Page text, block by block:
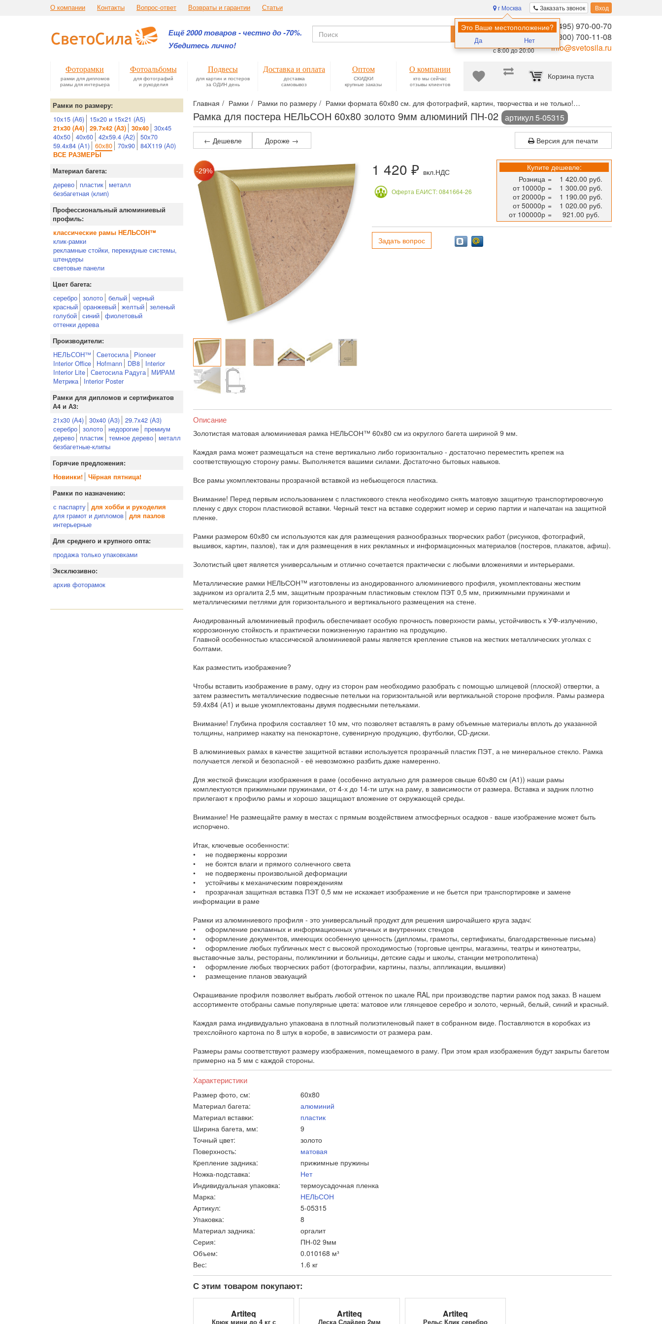
О компании Контакты Вопрос-ответ Возвраты и гарантии Статьи Заказать звонок Вход
г Москва
Это Ваше местоположение?
Да Нет
Ещё 2000 товаров - честно до -70%.
Убедитесь лично!
Помощь в
выборе:
Ежедневно,
с 8:00 до 20:00
8 (495) 970-00-70
8 (800) 700-11-08
info@svetosila.ru
Найти
Корзина пуста
Фоторамки
рамки для дипломов
рамы для интерьера
Фотоальбомы
для фотографий
и рукоделия
Подвесы
для картин и постеров
за ОДИН день
Доставка и оплата
доставка
самовывоз
Оптом
СКИДКИ
крупные заказы
О компании
кто мы сейчас
отзывы клиентов
Главная Рамки Рамки по размеру Рамки формата 60х80 см. для фотографий, картин, творчества и не только!
Рамка для постера НЕЛЬСОН 60x80 золото 9мм алюминий ПН-02 артикул 5-05315
Рамки по размеру:
10х15 (А6) 15х20 и 15х21 (А5)
21х30 (А4) 29.7х42 (А3) 30х40
30х45
40х50 40х60 42х59.4 (А2) 50х70
59.4х84 (А1) 60х80 70х90 84Х119 (А0)
ВСЕ РАЗМЕРЫ
Материал багета:
дерево пластик
металл
безбагетная (клип)
Профессиональный алюминиевый
профиль:
классические рамы НЕЛЬСОН™
клик-рамки
рекламные стойки, перекидные системы,
штендеры
световые панели
Цвет багета:
серебро золото белый черный
красный оранжевый желтый зеленый
голубой синий фиолетовый
оттенки дерева
Производители:
НЕЛЬСОН™ Светосила
Pioneer
Interior Office
Hofmann DB8
Interior
Interior Lite Светосила Радуга
МИРАМ
Метрика
Interior Poster
Рамки для дипломов и сертификатов
А4 и А3:
21x30 (А4) 30x40 (А3) 29.7х42 (А3)
серебро золото недорогие
премиум
дерево
пластик темное дерево
металл
безбагетные-клипы
Горячие предложения:
Новинки!
Чёрная пятница!
Рамки по назначению:
с паспарту для хобби и рукоделия
для грамот и дипломов для пазлов
интерьерные
Для среднего и крупного опта:
продажа только упаковками
Эксклюзивно:
архив фоторамок
← Дешевле Дороже → Версия для печати
1 420 ₽ вкл.НДС
Оферта ЕАИСТ: 0841664-26
Купите дешевле:
Розница =
1 420.00 руб.
от 10000р =
1 300.00 руб.
от 20000р =
1 190.00 руб.
от 50000р =
1 020.00 руб.
от 100000р = 921.00 руб.
Задать вопрос
Описание
Золотистая матовая алюминиевая рамка НЕЛЬСОН™ 60х80 см из округлого багета шириной 9 мм.
Каждая рама может размещаться на стене вертикально либо горизонтально - достаточно переместить крепеж на
соответствующую сторону рамы. Выполняется вашими силами. Достаточно бытовых навыков.
Все рамы укомплектованы прозрачной вставкой из небьющегося пластика.
Внимание! Перед первым использованием с пластикового стекла необходимо снять матовую защитную транспортировочную
пленку с двух сторон пластиковой вставки. Черный текст на вставке содержит номер и серию партии и напечатан на защитной
пленке.
Рамки размером 60х80 см используются как для размещения разнообразных творческих работ (рисунков, фотографий,
вышивок, картин, пазлов), так и для размещения в них рекламных и информационных материалов (постеров, плакатов, афиш).
Золотистый цвет является универсальным и отлично сочетается практически с любыми вложениями и интерьерами.
Металлические рамки НЕЛЬСОН™ изготовлены из анодированного алюминиевого профиля, укомплектованы жестким
задником из оргалита 2,5 мм, защитным прозрачным пластиковым стеклом ПЭТ 0,5 мм, прижимными пружинами и
металлическими петлями для горизонтального и вертикального размещения на стене.
Анодированный алюминиевый профиль обеспечивает особую прочность поверхности рамы, устойчивость к УФ-излучению,
коррозионную стойкость и практически пожизненную гарантию на продукцию.
Главной особенностью классической алюминиевой рамы является крепление стыков на жестких металлических уголках с
болтами.
Как разместить изображение?
Чтобы вставить изображение в раму, одну из сторон рам необходимо разобрать с помощью шлицевой (плоской) отвертки, а
затем разместить металлические подвесные петельки на горизонтальной или вертикальной стороне профиля. Рамы размера
59.4x84 (А1) и выше укомплектованы двумя подвесными петельками.
Внимание! Глубина профиля составляет 10 мм, что позволяет вставлять в раму объемные материалы вплоть до указанной
толщины, например накатку на пенокартоне, сувенирную продукцию, футболки, CD-диски.
В алюминиевых рамах в качестве защитной вставки используется прозрачный пластик ПЭТ, а не минеральное стекло. Рамка
получается легкой и безопасной - её невозможно разбить даже намеренно.
Для жесткой фиксации изображения в раме (особенно актуально для размеров свыше 60х80 см (А1)) наши рамы
комплектуются прижимными пружинами, от 4-х до 14-ти штук на раму, в зависимости от размера. Вставка и задник плотно
прилегают к профилю рамы и хорошо защищают вложение от окружающей среды.
Внимание! Не размещайте рамку в местах с прямым воздействием атмосферных осадков - ваше изображение может быть
испорчено.
Итак, ключевые особенности:
• не подвержены коррозии
• не боятся влаги и прямого солнечного света
• не подвержены произвольной деформации
• устойчивы к механическим повреждениям
• прозрачная защитная вставка ПЭТ 0,5 мм не искажает изображение и не бьется при транспортировке и замене
информации в раме
Рамки из алюминиевого профиля - это универсальный продукт для решения широчайшего круга задач:
• оформление рекламных и информационных уличных и внутренних стендов
• оформление документов, имеющих особенную ценность (дипломы, грамоты, сертификаты, благодарственные письма)
• оформление любых публичных мест с высокой проходимостью (торговые центры, магазины, театры и кинотеатры,
выставочные залы, рестораны, поликлиники и больницы, детские сады и школы, станции метрополитена)
• оформление любых творческих работ (фотографии, картины, пазлы, аппликации, вышивки)
• размещение планов эвакуаций
Окрашивание профиля позволяет выбрать любой оттенок по шкале RAL при производстве партии рамок под заказ. В нашем
ассортименте отобраны самые популярные цвета: матовое или глянцевое серебро и золото, черный, белый, синий и красный.
Каждая рама индивидуально упакована в плотный полиэтиленовый пакет в собранном виде. Поставляются в коробках из
трехслойного картона по 8 штук в коробе, в зависимости от размера рам.
Размеры рамы соответствуют размеру изображения, помещаемого в раму. При этом края изображения будут закрыты багетом
примерно на 5 мм с каждой стороны.
Характеристики
Размер фото, см:
60x80
Материал багета:
алюминий
Материал вставки:
пластик
Ширина багета, мм:
9
Точный цвет:
золото
Поверхность:
матовая
Крепление задника:
прижимные пружины
Ножка-подставка:
Нет
Индивидуальная упаковка:
термоусадочная пленка
Марка:
НЕЛЬСОН
Артикул:
5-05315
Упаковка:
8
Материал задника:
оргалит
Серия:
ПН-02 9мм
Объем:
0.010168 м³
Вес:
1.6 кг
С этим товаром покупают:
Artiteq
Крюк мини до 4 кг с
Artiteq
Леска Слайдер 2мм
Artiteq
Рельс Клик серебро